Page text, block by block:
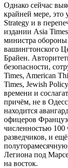
Однако сейчас
крайней мере, это
Strategy и в
издании Asia
министра
вашингтонского
Брайен.
безопасности,
Times, American
Times, Jewish
времени и
причём, не в
находится
офицеров
численностью 100
разведчиков, и
Легиона под
на восток.